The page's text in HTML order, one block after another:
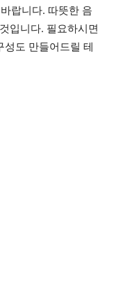
랍니다. 따뜻한 음
입니다. 필요하시면
도 만들어드릴 테